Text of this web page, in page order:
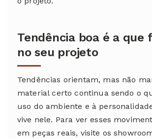
Tendência boa é a que
no seu projeto
Tendências orientam, mas não
material certo continua sendo o
uso do ambiente e à
vive nele. Para ver esses
em peças reais, visite os